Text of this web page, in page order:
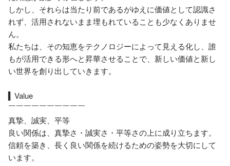
しかし、それらは当たり前であるがゆえに価値として認識さ
れず、活用されないまま埋もれていることも少なくありませ
ん。
私たちは、その知恵をテクノロジーによって見える化し、誰
もが活用できる形へと昇華させることで、新しい価値と新し
い世界を創り出していきます。
▍Value
￣￣￣￣￣￣￣￣￣￣
真摯、誠実、平等
良い関係は、真摯さ・誠実さ・平等さの上に成り立ちます。
信頼を築き、長く良い関係を続けるための姿勢を大切にして
います。